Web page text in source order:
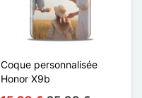
Coque personnalisée
Honor X9b